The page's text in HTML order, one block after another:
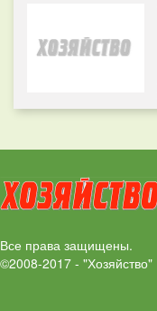
Все права защищены.
©2008-2017 - "Хозяйство"